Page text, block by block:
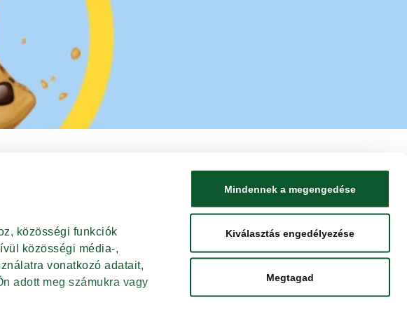
közösségi funkciók
közösségi média-,
vonatkozó adatait,
adott meg számukra vagy
Mindennek a megengedése
Kiválasztás engedélyezése
Megtagad
LAP TETEJÉRE